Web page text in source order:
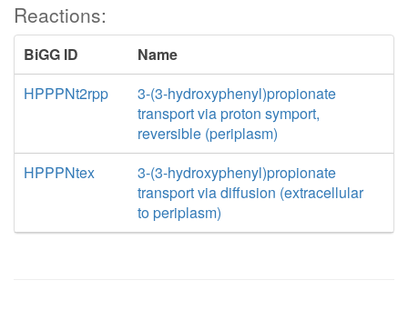
Reactions:
BiGG ID
Name
HPPPNt2rpp
3-(3-hydroxyphenyl)propionate
transport via proton symport,
reversible (periplasm)
HPPPNtex
3-(3-hydroxyphenyl)propionate
transport via diffusion (extracellular
to periplasm)